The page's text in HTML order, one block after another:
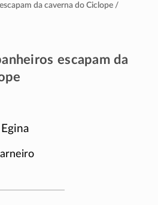
da caverna do Ciclope /
escapam da